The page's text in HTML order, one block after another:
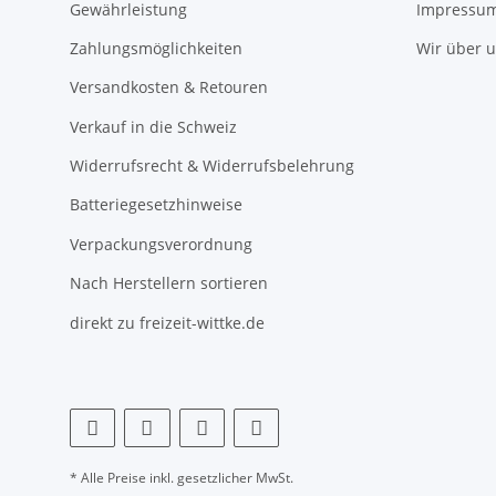
Gewährleistung
Zahlungsmöglichkeiten
Versandkosten & Retouren
Verkauf in die Schweiz
Widerrufsrecht & Widerrufsbelehrung
Batteriegesetzhinweise
Verpackungsverordnung
Nach Herstellern sortieren
direkt zu freizeit-wittke.de
Wir über
* Alle Preise inkl. gesetzlicher MwSt.